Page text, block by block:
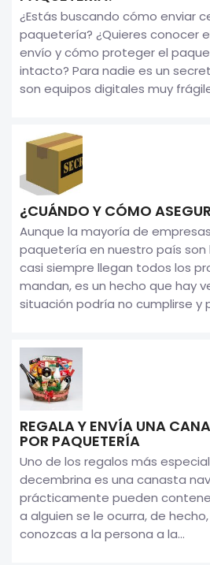
¿Estás buscando cómo enviar
paquetería? ¿Quieres conocer
envío y cómo proteger el
intacto? Para nadie es un
son equipos digitales muy
¿CUÁNDO Y CÓMO
Aunque la mayoría de
paquetería en nuestro país
casi siempre llegan todos los
mandan, es un hecho que hay
situación podría no cumplirse y
REGALA Y ENVÍA UNA
POR PAQUETERÍA
Uno de los regalos más
decembrina es una canasta
prácticamente pueden
a alguien se le ocurra, de
conozcas a la persona a la...